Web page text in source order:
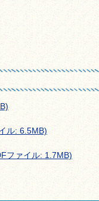
ル: 6.5MB)
ファイル: 1.7MB)